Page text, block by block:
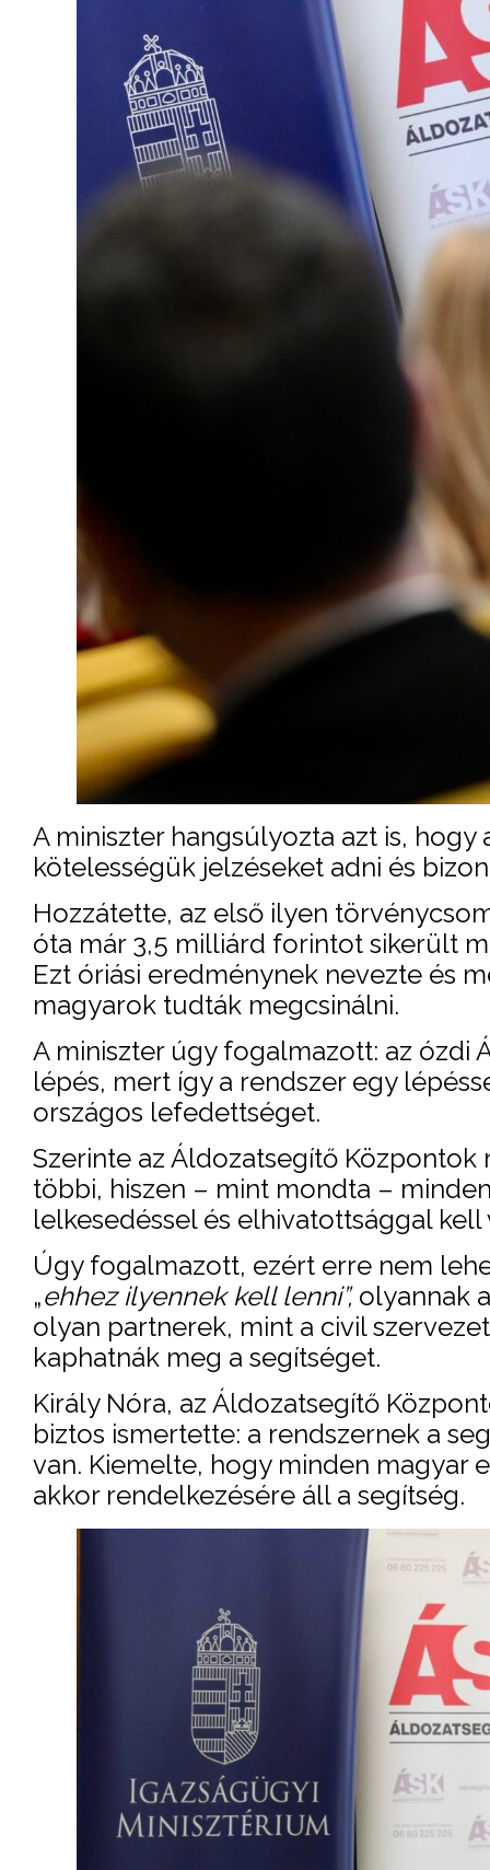
A miniszter hangsúlyozta azt is,
kötelességük jelzéseket adni és
Hozzátette, az első ilyen
óta már 3,5 milliárd forintot sikerült
Ezt óriási eredménynek nevezte és
magyarok tudták megcsinálni.
A miniszter úgy fogalmazott: az ózdi
lépés, mert így a rendszer egy
országos lefedettséget.
Szerinte az Áldozatsegítő
többi, hiszen – mint mondta –
lelkesedéssel és elhivatottsággal kell
Úgy fogalmazott, ezért erre nem
„ehhez ilyennek kell lenni”,olyannak
olyan partnerek, mint a civil
kaphatnák meg a segítséget.
Király Nóra, az Áldozatsegítő
biztos ismertette: a rendszernek a
van. Kiemelte, hogy minden magyar
akkor rendelkezésére áll a segítség.